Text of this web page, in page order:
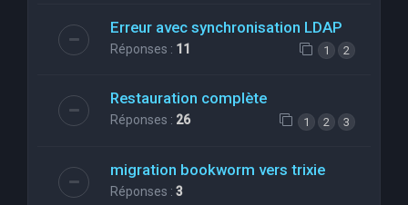
Erreur avec synchronisation LDAP
Réponses : 11 1 2
Restauration complète
Réponses : 26 1 2 3
migration bookworm vers trixie
Réponses : 3